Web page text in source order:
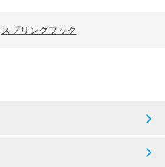
スプリングフック